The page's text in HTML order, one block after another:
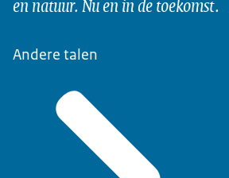
Andere talen